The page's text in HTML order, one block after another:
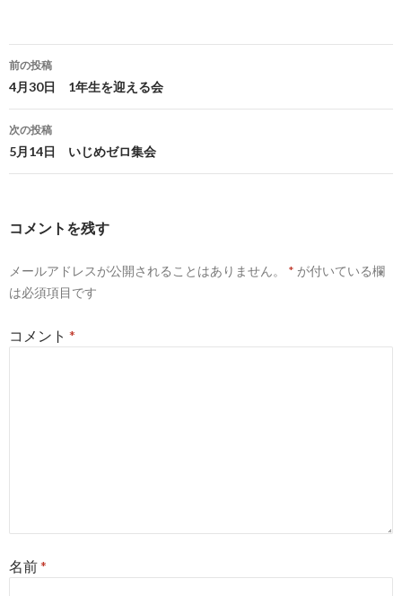
投
稿
ナ
ビ
ョ
前の投稿
4月30日 1年生を迎える会
次の投稿
5月14日 いじめゼロ集会
コメントを残す
メールアドレスが公開されることはありません。 * が付いている欄
は必須項目です
コメント *
名前*